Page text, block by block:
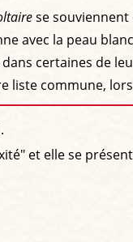
se souviennent
avec la peau
certaines de
commune,
et elle se